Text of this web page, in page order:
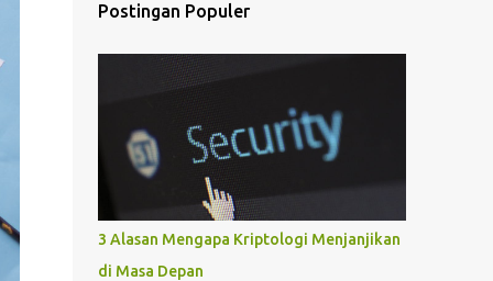
Postingan Populer
3 Alasan Mengapa Kriptologi Menjanjikan
di Masa Depan